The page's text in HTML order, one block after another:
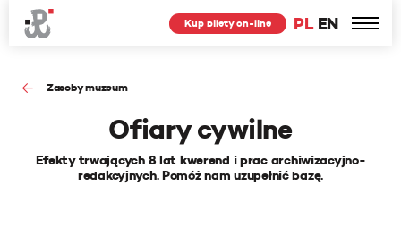
PL EN
Kup bilety on-line
Zasoby muzeum
Ofiary cywilne
Efekty trwających 8 lat kwerend i prac archiwizacyjno-
redakcyjnych. Pomóż nam uzupełnić bazę.